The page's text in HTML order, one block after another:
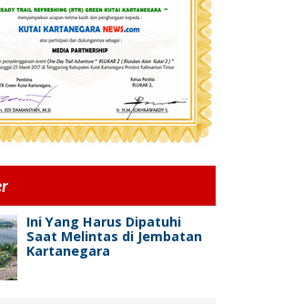
Ini Yang Harus Dipatuhi
Saat Melintas di Jembatan
Kartanegara